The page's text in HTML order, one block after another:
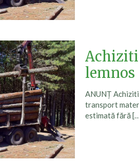
lemnos
ANUNȚ
transport
estimată fără